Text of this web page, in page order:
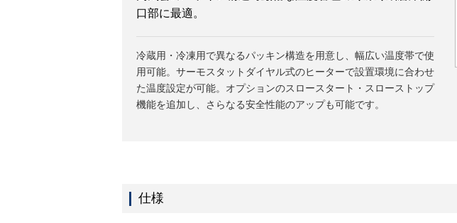
口部に最適。
冷蔵用・冷凍用で異なるパッキン構造を用意し、幅広い温度帯で使
用可能。サーモスタットダイヤル式のヒーターで設置環境に合わせ
た温度設定が可能。オプションのスロースタート・スローストップ
機能を追加し、さらなる安全性能のアップも可能です。
仕様